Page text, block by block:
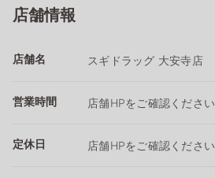
店舗情報
店舗名 スギドラッグ 大安寺店
営業時間 店舗HPをご確認ください
定休日 店舗HPをご確認ください